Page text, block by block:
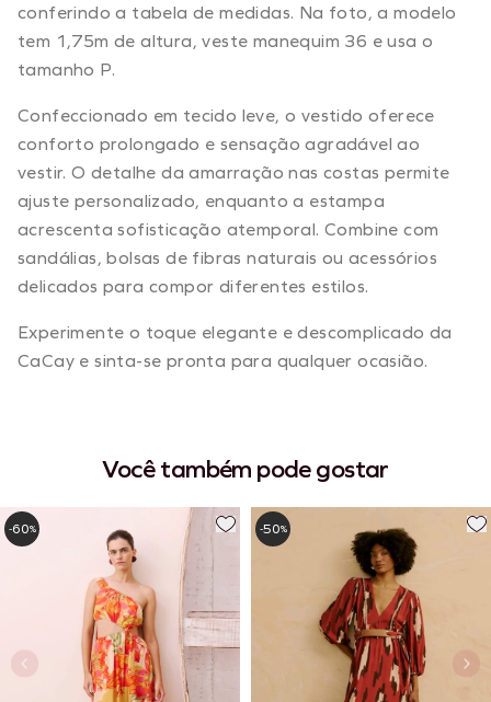
conferindo a tabela de medidas. Na foto, a modelo
tem 1,75m de altura, veste manequim 36 e usa o
tamanho P.
Confeccionado em tecido leve, o vestido oferece
conforto prolongado e sensação agradável ao
vestir. O detalhe da amarração nas costas permite
ajuste personalizado, enquanto a estampa
acrescenta sofisticação atemporal. Combine com
sandálias, bolsas de fibras naturais ou acessórios
delicados para compor diferentes estilos.
Experimente o toque elegante e descomplicado da
CaCay e sinta-se pronta para qualquer ocasião.
Você também pode gostar
-60% -50%